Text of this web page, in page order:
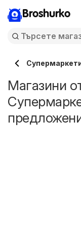
Broshurko
Магазини